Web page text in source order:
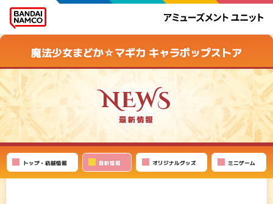
魔法少女まどか☆マギカ キャラポップストア
最新情報
トップ・店舗情報 最新情報 オリジナルグッズ ミニゲーム